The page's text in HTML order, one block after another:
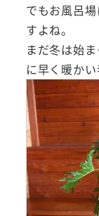
でもお風呂
すよね。
まだ冬は始
に早く暖か